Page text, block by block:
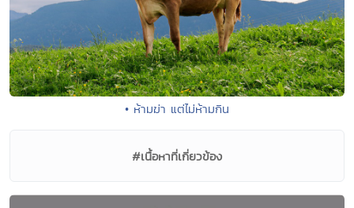
• ห้ามฆ่า แต่ไม่ห้ามกิน
#เนื้อหาที่เกี่ยวข้อง